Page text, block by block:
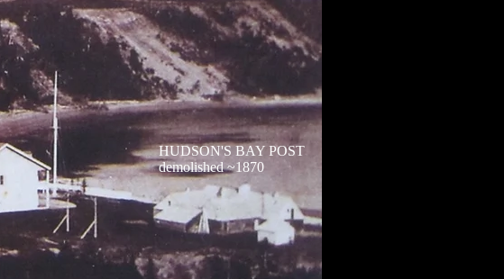
HUDSON'S BAY POST
demolished ~1870